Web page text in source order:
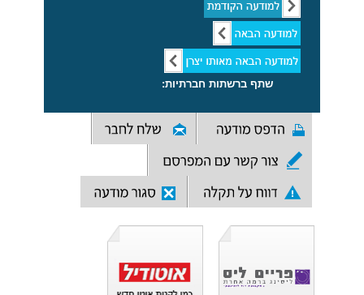
שתף ברשתות חברתיות: